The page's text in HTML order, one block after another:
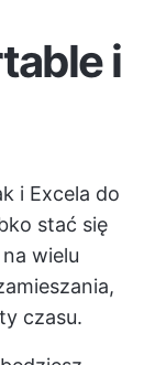
i
i Excela do
stać się
wielu
czasu.